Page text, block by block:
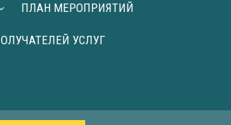
ПЛАН МЕРОПРИЯТИЙ
УСЛУГ